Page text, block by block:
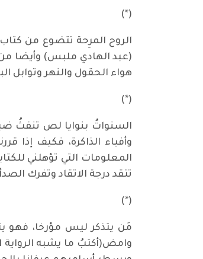
(*)
الروح المرِحة تتضوع من
(عبد الهادي ملبس) وأيضا
هواء الحقول والنهر وتوابل
(*)
السنواتُ بنوايا لص تنفثُ
وأفياء الذاكرة، فكيف إذا
تتقد درجة الاتقاد وتفرك
(*)
مَن يتذكر ليس مؤرخا، فهو